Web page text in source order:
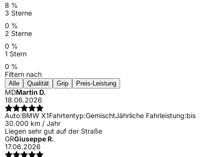
8 %
3 Sterne
0 %
2 Sterne
0 %
1 Stern
0 %
Filtern nach
Alle Qualität Grip Preis-Leistung
MDMartin D.
18.06.2026
Auto:BMW X1Fahrtentyp:GemischtJährliche Fahrleistung:bis
30.000 km / Jahr
Liegen sehr gut auf der Straße
GRGiuseppe R.
17.06.2026